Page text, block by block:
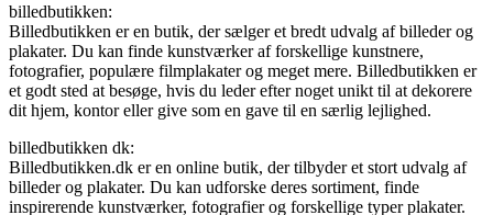
billedbutikken:
Billedbutikken er en butik, der sælger et bredt udvalg af billeder og
plakater. Du kan finde kunstværker af forskellige kunstnere,
fotografier, populære filmplakater og meget mere. Billedbutikken er
et godt sted at besøge, hvis du leder efter noget unikt til at dekorere
dit hjem, kontor eller give som en gave til en særlig lejlighed.
billedbutikken dk:
Billedbutikken.dk er en online butik, der tilbyder et stort udvalg af
billeder og plakater. Du kan udforske deres sortiment, finde
inspirerende kunstværker, fotografier og forskellige typer plakater.